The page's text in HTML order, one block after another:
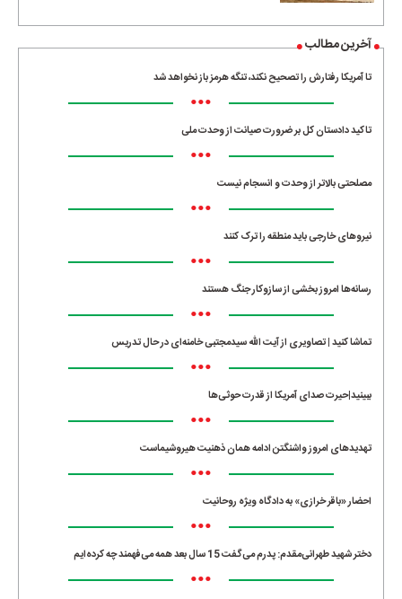
آخرین مطالب
تا آمریکا رفتارش را تصحیح نکند، تنگه هرمز باز نخواهد شد
•••
تاکید دادستان کل بر ضرورت صیانت از وحدت ملی
•••
مصلحتی بالاتر از وحدت و انسجام نیست
•••
نیروهای خارجی باید منطقه را ترک کنند
•••
رسانه‌ها امروز بخشی از سازوکار جنگ هستند
•••
تماشا کنید | تصاویری از آیت الله سیدمجتبی خامنه‌ای در حال تدریس
•••
ببینید|حیرت صدای آمریکا از قدرت حوثی‌ها
•••
تهدیدهای امروز واشنگتن ادامه همان ذهنیت هیروشیماست
•••
احضار «باقر خرازی» به دادگاه ویژه روحانیت
•••
دختر شهید طهرانی‌مقدم: پدرم می‌گفت 15 سال بعد همه می‌فهمند چه کرده‌ایم
•••